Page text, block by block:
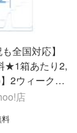
全国対応】
★1箱あたり2,
2ウィークア
店